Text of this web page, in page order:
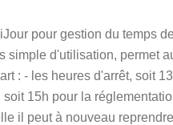
pour gestion du temps
simple d'utilisation, permet
: - les heures d'arrêt, soit
15h pour la
il peut à nouveau